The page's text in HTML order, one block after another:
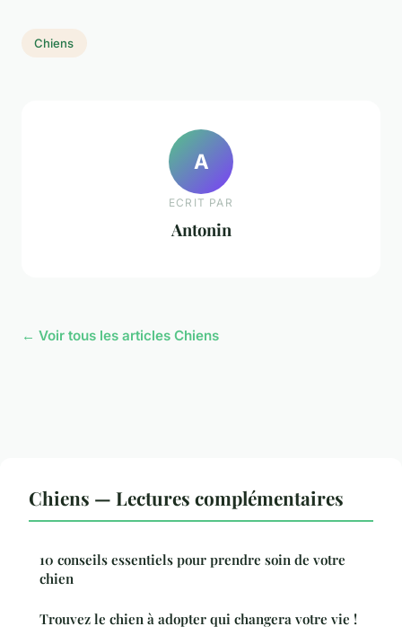
Chiens
A
ECRIT PAR
Antonin
← Voir tous les articles Chiens
Chiens — Lectures complémentaires
10 conseils essentiels pour prendre soin de votre
chien
Trouvez le chien à adopter qui changera votre vie !